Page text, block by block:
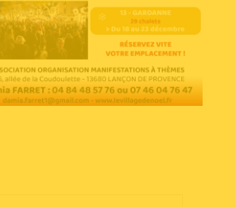
Accéder au site